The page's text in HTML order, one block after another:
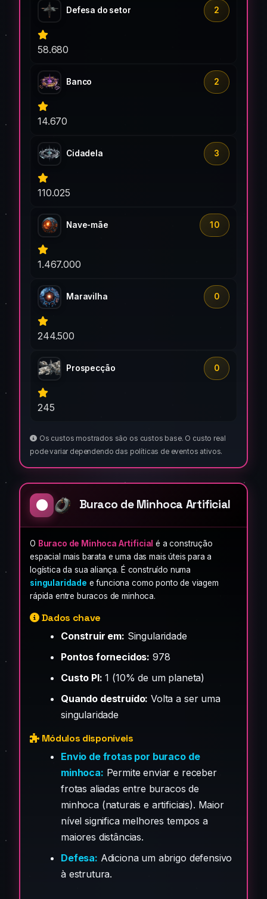
Defesa do setor 2
58.680
Banco 2
14.670
Cidadela 3
110.025
Nave-mãe 10
1.467.000
Maravilha 0
244.500
Prospecção 0
245
Os custos mostrados são os custos base. O custo real
pode variar dependendo das políticas de eventos ativos.
Buraco de Minhoca Artificial
O Buraco de Minhoca Artificial é a construção
espacial mais barata e uma das mais úteis para a
logística da sua aliança. É construído numa
singularidade e funciona como ponto de viagem
rápida entre buracos de minhoca.
Dados chave
Construir em: Singularidade
Pontos fornecidos: 978
Custo PI: 1 (10% de um planeta)
Quando destruído: Volta a ser uma
singularidade
Módulos disponíveis
Envio de frotas por buraco de
minhoca: Permite enviar e receber
frotas aliadas entre buracos de
minhoca (naturais e artificiais). Maior
nível significa melhores tempos a
maiores distâncias.
Defesa: Adiciona um abrigo defensivo
à estrutura.